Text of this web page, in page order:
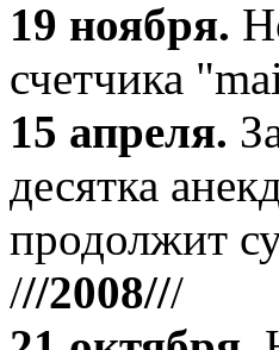
19 ноября.
счетчика
15 апреля.
десятка
продолжит
///2008///